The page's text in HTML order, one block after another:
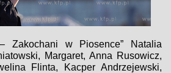
Zakochani w Piosence” Natalia
Margaret, Anna Rusowicz,
Flinta, Kacper Andrzejewski,